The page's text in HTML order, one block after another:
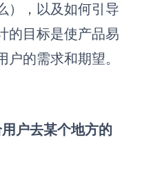
），以及如何引导
的目标是使产品易
的需求和期望。
用户去某个地方的